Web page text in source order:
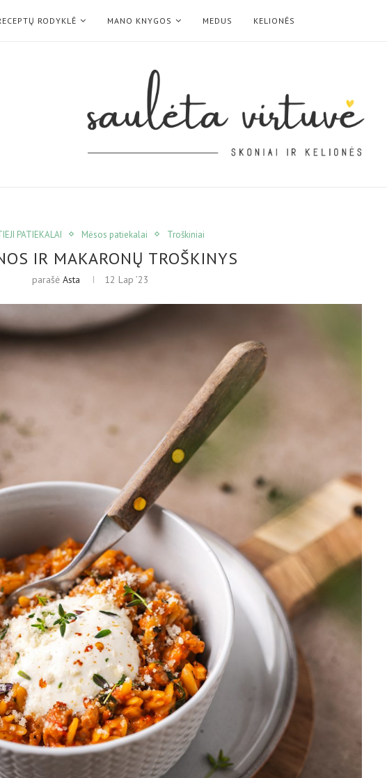
RODYKLĖ MANO KNYGOS MEDUS KELIONĖS
PATIEKALAI Mėsos patiekalai Troškiniai
IR MAKARONŲ TROŠKINYS
parašė Asta 12 Lap ’23